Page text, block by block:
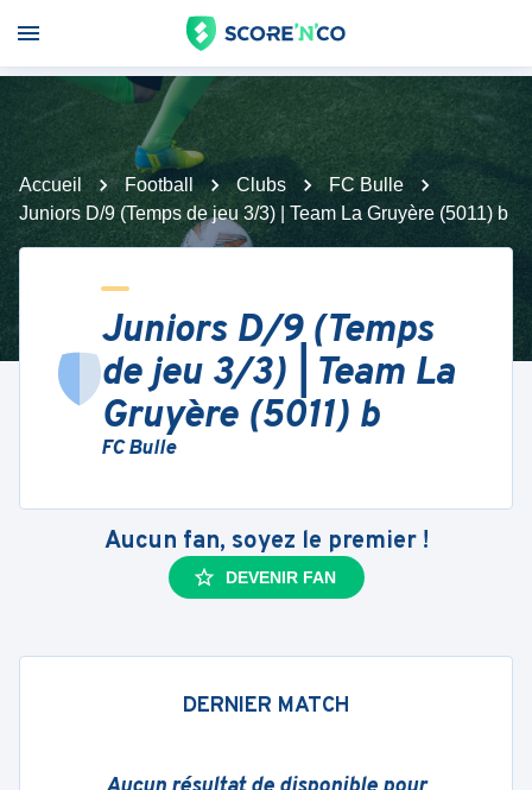
Accueil Football Clubs
FC Bulle
Juniors D/9 (Temps de jeu 3/3) | Team La Gruyère (5011) b
Juniors D/9 (Temps
de jeu 3/3) | Team La
Gruyère (5011) b
FC Bulle
Aucun fan, soyez le premier !
DEVENIR FAN
DERNIER MATCH